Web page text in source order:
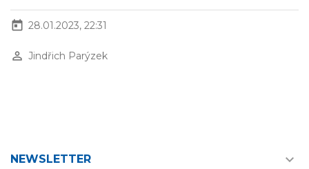
today 28.01.2023, 22:31
perm_identity Jindřich Parýzek
NEWSLETTER 